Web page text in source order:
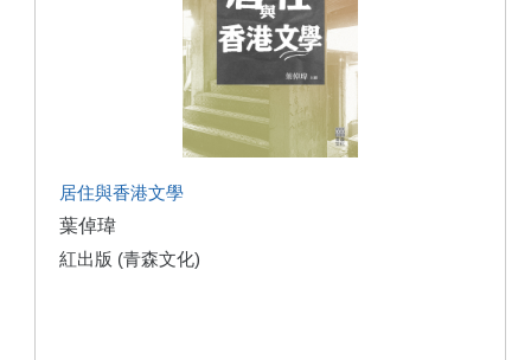
居住與香港文學
葉倬瑋
紅出版 (青森文化)